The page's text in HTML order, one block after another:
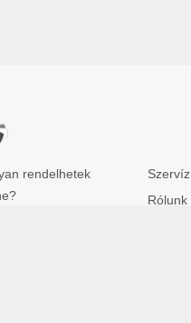
rendelhetek
Szervíz
Rólunk